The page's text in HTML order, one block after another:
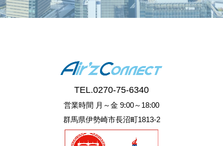
TEL.0270-75-6340
営業時間 月～金 9:00～18:00
群馬県伊勢崎市長沼町1813-2